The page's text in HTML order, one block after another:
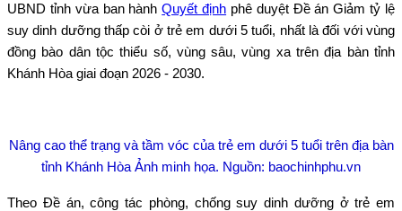
UBND tỉnh vừa ban hànhQuyết định phê duyệt Đề án Giảm tỷ lệ
suy dinh dưỡng thấp còi ở trẻ em dưới 5 tuổi, nhất là đối với vùng
đồng bào dân tộc thiểu số, vùng sâu, vùng xa trên địa bàn tỉnh
Khánh Hòa giai đoạn 2026 - 2030.
Nâng cao thể trạng và tầm vóc của trẻ em dưới 5 tuổi trên địa bàn
tỉnh Khánh Hòa Ảnh minh họa. Nguồn: baochinhphu.vn
Theo Đề án, công tác phòng, chống suy dinh dưỡng ở trẻ em